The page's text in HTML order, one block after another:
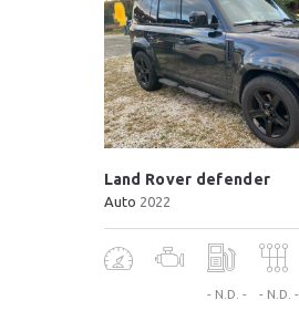
Land Rover defender
Auto 2022
- N.D. - - N.D. -